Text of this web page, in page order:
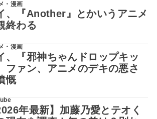
・漫画
、『Another』とかいうアニメ
終わる
・漫画
、『邪神ちゃんドロップキッ
ファン、アニメのデキの悪さ
慨
年最新】加藤乃愛とテオく